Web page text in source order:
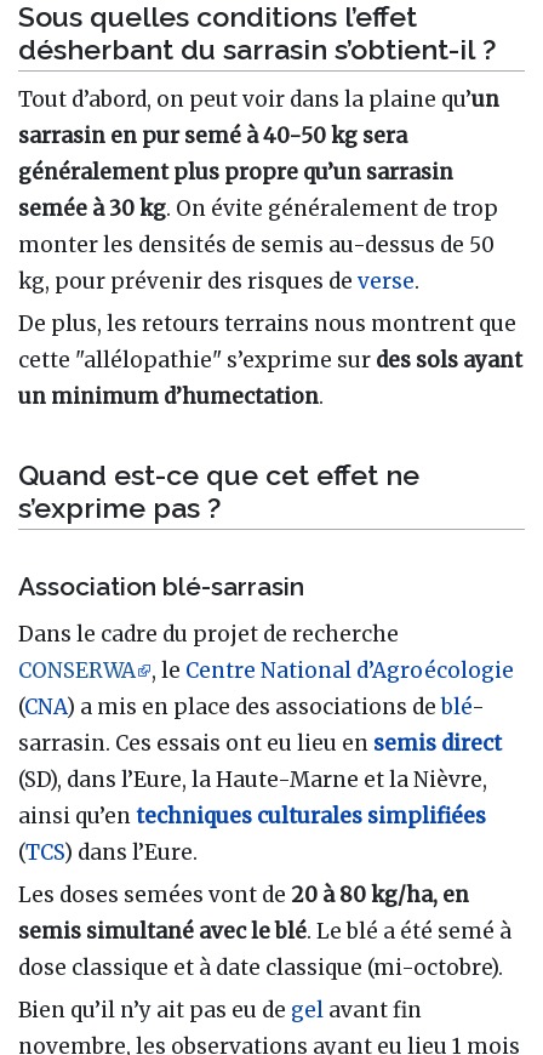
Sous quelles conditions l’effet
désherbant du sarrasin s’obtient-il ?
Tout d’abord, on peut voir dans la plaine qu’un
sarrasin en pur semé à 40-50 kg sera
généralement plus propre qu’un sarrasin
semée à 30 kg. On évite généralement de trop
monter les densités de semis au-dessus de 50
kg, pour prévenir des risques de verse.
De plus, les retours terrains nous montrent que
cette "allélopathie" s’exprime sur des sols ayant
un minimum d’humectation.
Quand est-ce que cet effet ne
s’exprime pas ?
Association blé-sarrasin
Dans le cadre du projet de recherche
CONSERWA
, le Centre National d’Agroécologie
(CNA) a mis en place des associations deblé-
sarrasin. Ces essais ont eu lieu en semis direct
(SD), dans l’Eure, la Haute-Marne et la Nièvre,
ainsi qu’entechniques culturales simplifiées
(TCS) dans l’Eure.
Les doses semées vont de 20 à 80 kg/ha, en
semis simultané avec le blé. Le blé a été semé à
dose classique et à date classique (mi-octobre).
Bien qu’il n’y ait pas eu de gel avant fin
novembre, les observations ayant eu lieu 1 mois